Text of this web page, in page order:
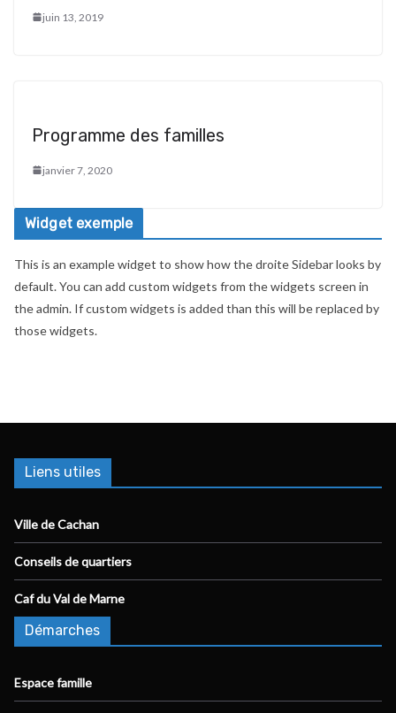
juin 13, 2019
Programme des familles
janvier 7, 2020
Widget exemple
This is an example widget to show how the droite Sidebar looks by
default. You can add custom widgets from the widgets screen in
the admin. If custom widgets is added than this will be replaced by
those widgets.
Liens utiles
Ville de Cachan
Conseils de quartiers
Caf du Val de Marne
Démarches
Espace famille